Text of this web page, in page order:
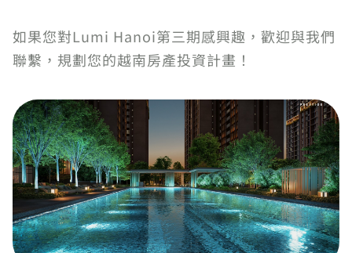
如果您對Lumi Hanoi第三期感興趣，歡迎與我們
聯繫，規劃您的越南房產投資計畫！